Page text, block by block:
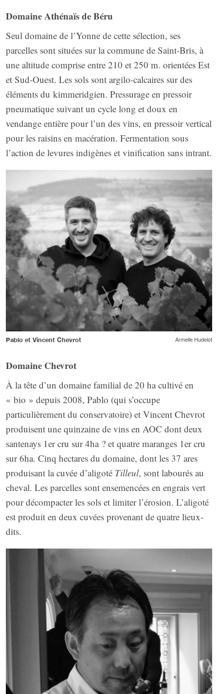
Domaine Athénaïs de Béru
Seul domaine de l’Yonne de cette sélection, ses
parcelles sont situées sur la commune de Saint-Bris, à
une altitude comprise entre 210 et 250 m. orientées Est
et Sud-Ouest. Les sols sont argilo-calcaires sur des
éléments du kimmeridgien. Pressurage en pressoir
pneumatique suivant un cycle long et doux en
vendange entière pour l’un des vins, en pressoir vertical
pour les raisins en macération. Fermentation sous
l’action de levures indigènes et vinification sans intrant.
Pablo et Vincent Chevrot Armelle Hudelot
Domaine Chevrot
À la tête d’un domaine familial de 20 ha cultivé en
« bio » depuis 2008, Pablo (qui s’occupe
particulièrement du conservatoire) et Vincent Chevrot
produisent une quinzaine de vins en AOC dont deux
santenays 1er cru sur 4ha ? et quatre maranges 1er cru
sur 6ha. Cinq hectares du domaine, dont les 37 ares
produisant la cuvée d’aligoté Tilleul, sont labourés au
cheval. Les parcelles sont ensemencées en engrais vert
pour décompacter les sols et limiter l’érosion. L’aligoté
est produit en deux cuvées provenant de quatre lieux-
dits.